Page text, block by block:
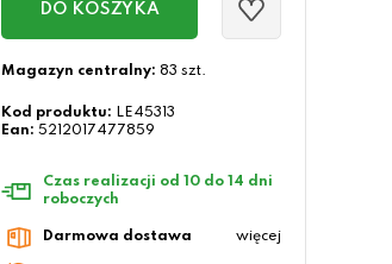
DO KOSZYKA
Magazyn centralny: 83 szt.
Kod produktu: LE45313
Ean: 5212017477859
Czas realizacji od 10 do 14 dni
roboczych
Darmowa dostawa więcej